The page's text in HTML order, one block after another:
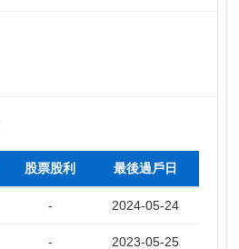
股票股利 最後過戶日
- 2024-05-24
- 2023-05-25